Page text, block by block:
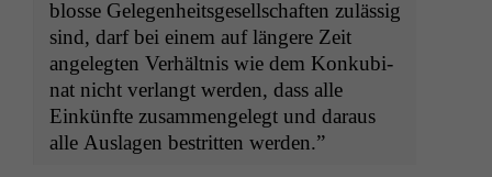
blosse Gele­gen­heits­ge­sellschaften zuläs­sig
sind, darf bei einem auf län­gere Zeit
angelegten Ver­hält­nis wie dem Konku­bi­
nat nicht ver­langt wer­den, dass alle
Einkün­fte zusam­men­gelegt und daraus
alle Aus­la­gen bestrit­ten werden.”